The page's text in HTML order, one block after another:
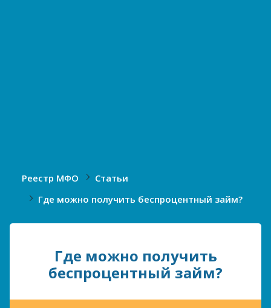
Реестр МФО
Статьи
Где можно получить беспроцентный займ?
Где можно получить
беспроцентный займ?